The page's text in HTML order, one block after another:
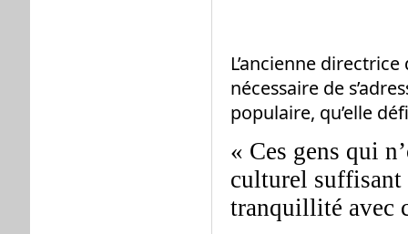
L’ancienne
nécessaire de
populaire, qu’elle
« Ces gens qui
culturel suffisant
tranquillité avec